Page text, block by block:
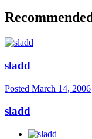
sladd
Posted March 14, 2006
sladd